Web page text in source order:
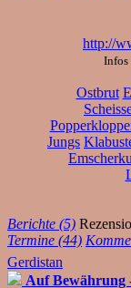
http://
Infos
Ostbrut
Jungs
Berichte (5)
Termine (44)
Gerdistan
Auf Bewährung